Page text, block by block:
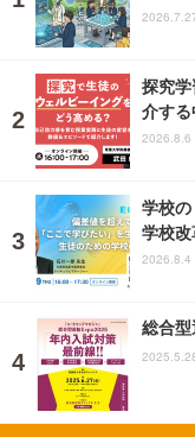
探究学
介す
2026.8.6
学校
学校
2026.8.4
総合